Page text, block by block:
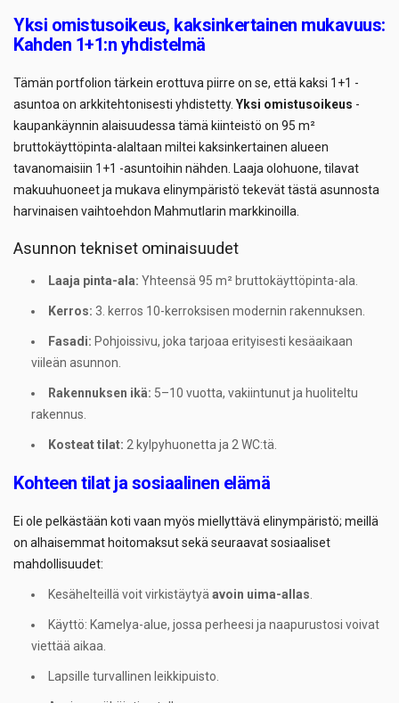
Yksi omistusoikeus, kaksinkertainen mukavuus:
Kahden 1+1:n yhdistelmä
Tämän portfolion tärkein erottuva piirre on se, että kaksi 1+1 -
asuntoa on arkkitehtonisesti yhdistetty. Yksi omistusoikeus -
kaupankäynnin alaisuudessa tämä kiinteistö on 95 m²
bruttokäyttöpinta-alaltaan miltei kaksinkertainen alueen
tavanomaisiin 1+1 -asuntoihin nähden. Laaja olohuone, tilavat
makuuhuoneet ja mukava elinympäristö tekevät tästä asunnosta
harvinaisen vaihtoehdon Mahmutlarin markkinoilla.
Asunnon tekniset ominaisuudet
Laaja pinta-ala: Yhteensä 95 m² bruttokäyttöpinta-ala.
Kerros: 3. kerros 10-kerroksisen modernin rakennuksen.
Fasadi: Pohjoissivu, joka tarjoaa erityisesti kesäaikaan
viileän asunnon.
Rakennuksen ikä: 5–10 vuotta, vakiintunut ja huoliteltu
rakennus.
Kosteat tilat: 2 kylpyhuonetta ja 2 WC:tä.
Kohteen tilat ja sosiaalinen elämä
Ei ole pelkästään koti vaan myös miellyttävä elinympäristö; meillä
on alhaisemmat hoitomaksut sekä seuraavat sosiaaliset
mahdollisuudet:
Kesähelteillä voit virkistäytyä avoin uima-allas
Käyttö: Kamelya-alue, jossa perheesi ja naapurustosi voivat
viettää aikaa.
Lapsille turvallinen leikkipuisto.